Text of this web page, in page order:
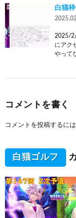
白猫
2025/2/
にアク
やって
コメントを書く
コメントを投稿するには
白猫ゴルフ